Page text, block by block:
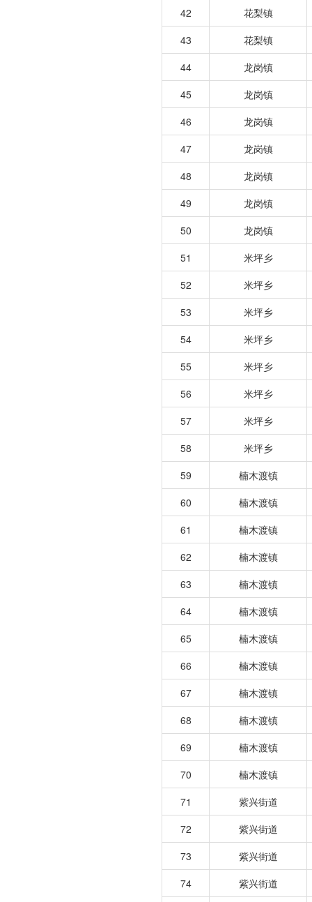
42
花梨镇
43
花梨镇
44
龙岗镇
45
龙岗镇
46
龙岗镇
47
龙岗镇
48
龙岗镇
49
龙岗镇
50
龙岗镇
51
米坪乡
52
米坪乡
53
米坪乡
54
米坪乡
55
米坪乡
56
米坪乡
57
米坪乡
58
米坪乡
59
楠木渡镇
60
楠木渡镇
61
楠木渡镇
62
楠木渡镇
63
楠木渡镇
64
楠木渡镇
65
楠木渡镇
66
楠木渡镇
67
楠木渡镇
68
楠木渡镇
69
楠木渡镇
70
楠木渡镇
71
紫兴街道
72
紫兴街道
73
紫兴街道
74
紫兴街道